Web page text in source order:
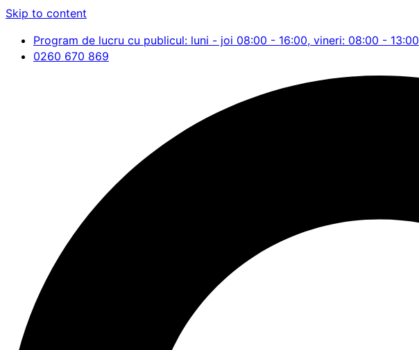
Skip to content
Program de lucru cu publicul: luni - joi 08:00 - 16:00, vineri: 08:00 - 13:00
0260 670 869